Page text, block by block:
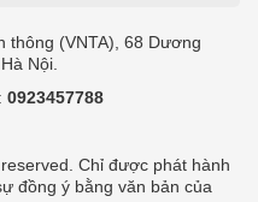
thông (VNTA), 68 Dương
Nội.
0923457788
Chỉ được phát hành
đồng ý bằng văn bản của